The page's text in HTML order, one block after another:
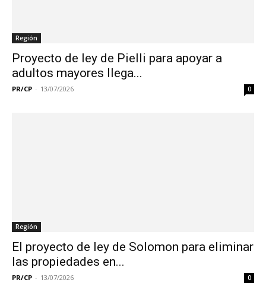
Región
Proyecto de ley de Pielli para apoyar a
adultos mayores llega...
PR/CP - 13/07/2026 0
Región
El proyecto de ley de Solomon para eliminar
las propiedades en...
PR/CP - 13/07/2026 0